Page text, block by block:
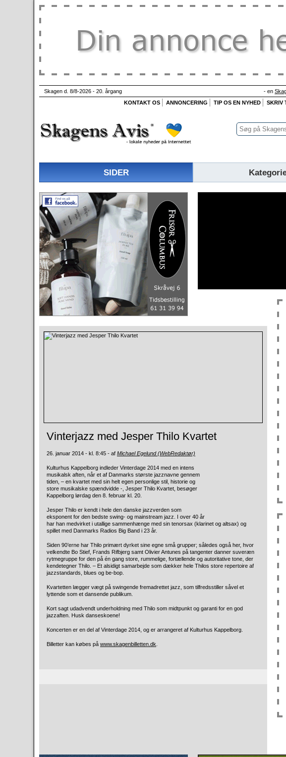
Skagen d. 8/8-2026 - 20. årgang - en
KONTAKT OS
ANNONCERING TIP OS EN NYHED SKRIV
SIDER
Vinterjazz med Jesper Thilo Kvartet
26. januar 2014 - kl. 8:45 - af Michael Egelund (WebRedaktør)
Kulturhus Kappelborg indleder Vinterdage 2014 med en intens
musikalsk aften, når et af Danmarks største jazznavne gennem
tiden, – en kvartet med sin helt egen personlige stil, historie og
store musikalske spændvidde -, Jesper Thilo Kvartet, besøger
Kappelborg lørdag den 8. februar kl. 20.
Jesper Thilo er kendt i hele den danske jazzverden som
eksponent for den bedste swing- og mainstream jazz. I over 40 år
har han medvirket i utallige sammenhænge med sin tenorsax (klarinet og altsax) og
spillet med Danmarks Radios Big Band i 23 år.
Siden 90’erne har Thilo primært dyrket sine egne små grupper; således også her, hvor
velkendte Bo Stief, Frands Rifbjerg samt Olivier Antunes på tangenter danner suveræn
rytmegruppe for den på én gang store, rummelige, fortællende og autoritative tone, der
kendetegner Thilo. – Et alsidigt samarbejde som dækker hele Thilos store repertoire af
jazzstandards, blues og be-bop.
Kvartetten lægger vægt på swingende fremadrettet jazz, som tilfredsstiller såvel et
lyttende som et dansende publikum.
Kort sagt udadvendt underholdning med Thilo som midtpunkt og garanti for en god
jazzaften. Husk danseskoene!
Koncerten er en del af Vinterdage 2014, og er arrangeret af Kulturhus Kappelborg.
Billetter kan købes på www.skagenbilletten.dk